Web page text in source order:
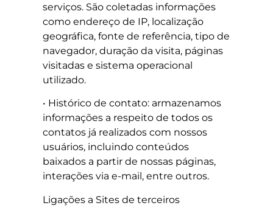
serviços. São coletadas informações
como endereço de IP, localização
geográfica, fonte de referência, tipo de
navegador, duração da visita, páginas
visitadas e sistema operacional
utilizado.
• Histórico de contato: armazenamos
informações a respeito de todos os
contatos já realizados com nossos
usuários, incluindo conteúdos
baixados a partir de nossas páginas,
interações via e-mail, entre outros.
Ligações a Sites de terceiros